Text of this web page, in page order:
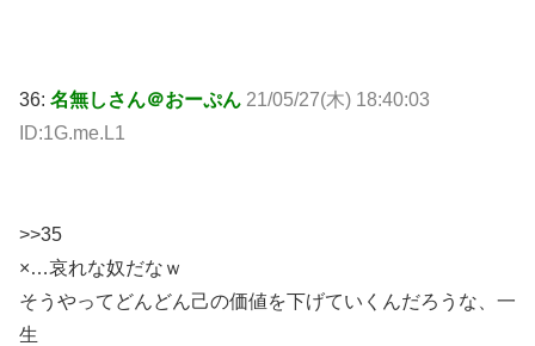
36: 名無しさん＠おーぷん 21/05/27(木) 18:40:03
ID:1G.me.L1
>>35
×…哀れな奴だなｗ
そうやってどんどん己の価値を下げていくんだろうな、一
生